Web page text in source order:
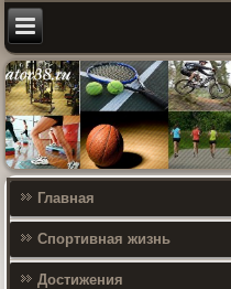
Главная
Спортивная жизнь
Достижения